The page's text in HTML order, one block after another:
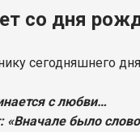
со дня
сегодняшнего
с любви…
«Вначале было